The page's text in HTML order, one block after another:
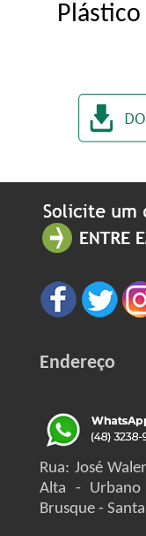
Endereço
Rua: José
Alta - Urbano
Brusque -